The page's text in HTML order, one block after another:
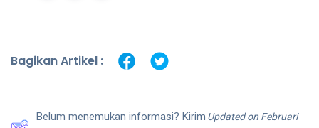
Bagikan Artikel :
Belum menemukan informasi? Kirim Updated on Februari